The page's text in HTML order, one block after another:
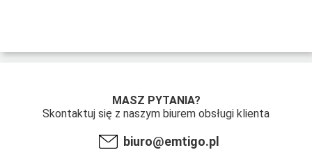
MASZ PYTANIA?
Skontaktuj się z naszym biurem obsługi klienta
biuro@emtigo.pl